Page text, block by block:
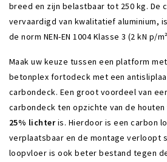
breed en zijn belastbaar tot 250 kg. De
vervaardigd van kwalitatief aluminium,
de norm NEN-EN 1004 Klasse 3 (2 kN p/
Maak uw keuze tussen een platform
betonplex fortodeck met een
carbondeck. Een groot voordeel van
carbondeck ten opzichte van de
25% lichteris. Hierdoor is een carbon
verplaatsbaar en de montage verloopt
loopvloer is ook beter bestand tegen